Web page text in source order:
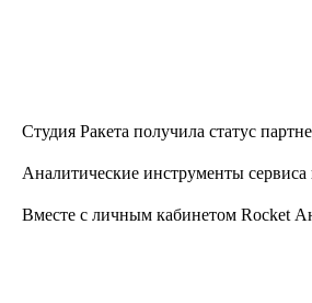
Студия Ракета получила статус
Аналитические инструменты сервиса
Вместе с личным кабинетом Rocket